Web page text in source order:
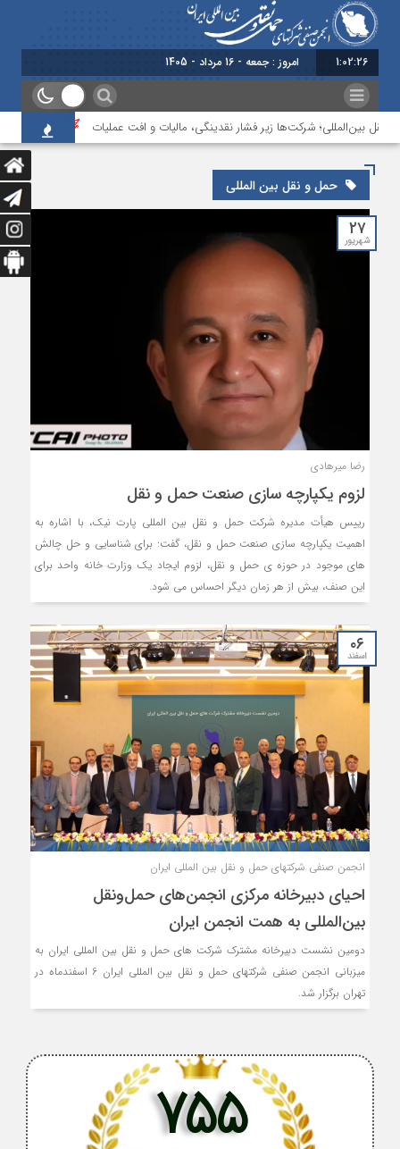
1:02:26 امروز : جمعه - 16 مرداد - 1405
بین‌المللی؛ شرکت‌ها زیر فشار نقدینگی، مالیات و افت عملیات بررسی
حمل و نقل بین المللی
۲۷
شهریور
رضا میرهادی
لزوم یکپارچه سازی صنعت حمل و نقل
رییس هیأت مدیره شرکت حمل و نقل بین المللی پارت نیک، با اشاره به
اهمیت یکپارچه سازی صنعت حمل و نقل، گفت: برای شناسایی و حل چالش
های موجود در حوزه ی حمل و نقل، لزوم ایجاد یک وزارت خانه واحد برای
این صنف، بیش از هر زمان دیگر احساس می شود.
۰۶
اسفند
انجمن صنفی شرکتهای حمل و نقل بین المللی ایران
احیای دبیرخانه مرکزی انجمن‌های حمل‌ونقل
بین‌المللی به همت انجمن ایران
دومین نشست دبیرخانه مشترک شرکت های حمل و نقل بین المللی ایران به
میزبانی انجمن صنفی شرکتهای حمل و نقل بین المللی ایران 6 اسفندماه در
تهران برگزار شد.
755